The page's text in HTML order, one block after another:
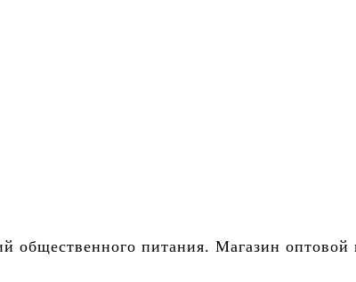
общественного питания. Магазин